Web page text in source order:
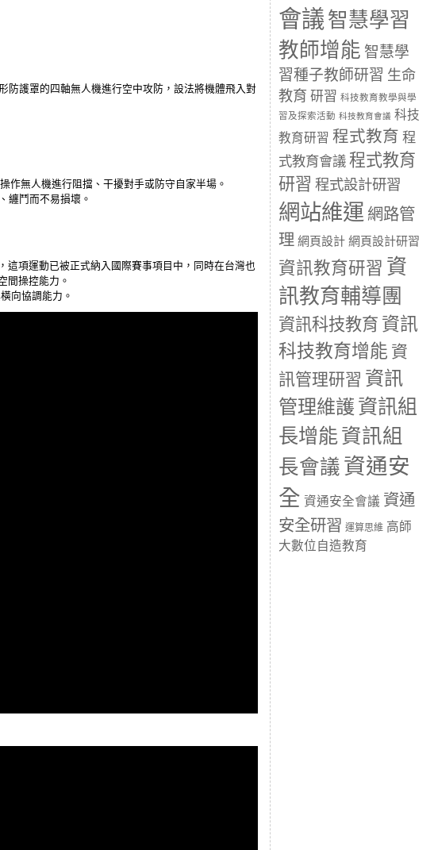
防護罩的四軸無人機進行空中攻防，設法將機體飛入對
作無人機進行阻擋、干擾對手或防守自家半場。
纏鬥而不易損壞。
項運動已被正式納入國際賽事項目中，同時在台灣也
間操控能力。
向協調能力。
會議 智慧學習
教師增能 智慧學
習種子教師研習 生命
教育 研習 科技教育教學與學
習及探索活動 科技教育會議 科技
教育研習 程式教育 程
式教育會議 程式教育
研習 程式設計研習
網站維運 網路管
理 網頁設計 網頁設計研習
資訊教育研習 資
訊教育輔導團
資訊科技教育 資訊
科技教育增能 資
訊管理研習 資訊
管理維護 資訊組
長增能資訊組
長會議 資通安
全 資通安全會議 資通
安全研習 運算思維 高師
大數位自造教育